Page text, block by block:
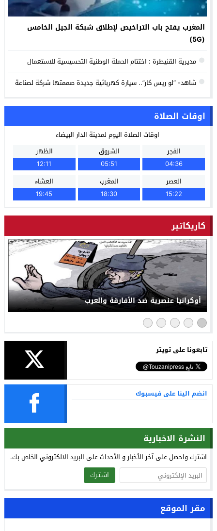
المغرب يفتح باب التراخيص لإطلاق شبكة الجيل الخامس
(5G)
مديرية القنيطرة : اختتام الحملة الوطنية التحسيسية للاستعمال
شاهد- “لو ريس كار”.. سيارة كهربائية جديدة صممتها شركة لصناعة
اوقات الصلاة
اوقات الصلاة اليوم لمدينة الدار البيضاء
الفجر
04:36
الشروق
05:51
الظهر
12:11
العصر
15:22
المغرب
18:30
العشاء
19:45
كاريكاتير
بين روسيا و”الناتو”
تابعونا على تويتر
انضم الينا على فيسبوك
النشرة الاخبارية
اشترك واحصل على آخر الأخبار و الأحداث على البريد الالكتروني الخاص بك.
اشـتـرك
مقر الموقع